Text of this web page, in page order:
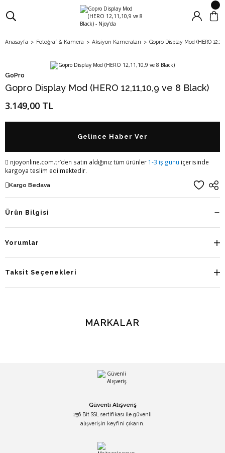
Anasayfa Fotoğraf & Kamera Aksiyon Kameraları Gopro Display Mod (HERO
GoPro
Gopro Display Mod (HERO 12,11,10,9 ve 8 Black)
3.149,00 TL
Gelince Haber Ver
njoyonline.com.tr’den satın aldığınız tüm ürünler 1-3 iş günü içerisinde
kargoya teslim edilmektedir.
Kargo Bedava
Ürün Bilgisi
Yorumlar
Taksit Seçenekleri
MARKALAR
Güvenli Alışveriş
256 Bit SSL sertifikası ile güvenli
alışverişin keyfini çıkarın.